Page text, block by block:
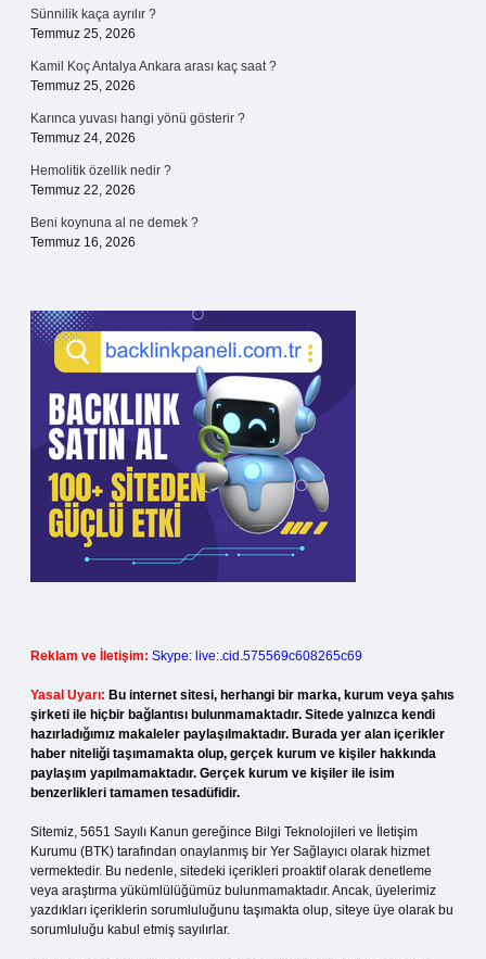
Sünnilik kaça ayrılır ?
Temmuz 25, 2026
Kamil Koç Antalya Ankara arası kaç saat ?
Temmuz 25, 2026
Karınca yuvası hangi yönü gösterir ?
Temmuz 24, 2026
Hemolitik özellik nedir ?
Temmuz 22, 2026
Beni koynuna al ne demek ?
Temmuz 16, 2026
Reklam ve İletişim: Skype: live:.cid.575569c608265c69
Yasal Uyarı: Bu internet sitesi, herhangi bir marka, kurum veya şahıs
şirketi ile hiçbir bağlantısı bulunmamaktadır. Sitede yalnızca kendi
hazırladığımız makaleler paylaşılmaktadır. Burada yer alan içerikler
haber niteliği taşımamakta olup, gerçek kurum ve kişiler hakkında
paylaşım yapılmamaktadır. Gerçek kurum ve kişiler ile isim
benzerlikleri tamamen tesadüfidir.
Sitemiz, 5651 Sayılı Kanun gereğince Bilgi Teknolojileri ve İletişim
Kurumu (BTK) tarafından onaylanmış bir Yer Sağlayıcı olarak hizmet
vermektedir. Bu nedenle, sitedeki içerikleri proaktif olarak denetleme
veya araştırma yükümlülüğümüz bulunmamaktadır. Ancak, üyelerimiz
yazdıkları içeriklerin sorumluluğunu taşımakta olup, siteye üye olarak bu
sorumluluğu kabul etmiş sayılırlar.